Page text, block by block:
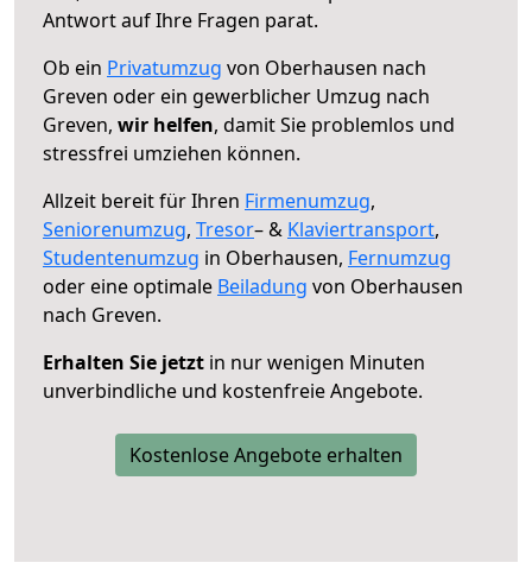
Antwort auf Ihre Fragen parat.
Ob ein Privatumzug von Oberhausen nach
Greven oder ein gewerblicher Umzug nach
Greven, wir helfen, damit Sie problemlos und
stressfrei umziehen können.
Allzeit bereit für Ihren Firmenumzug,
Seniorenumzug, Tresor– & Klaviertransport,
Studentenumzug in Oberhausen, Fernumzug
oder eine optimale Beiladung von Oberhausen
nach Greven.
Erhalten Sie jetzt in nur wenigen Minuten
unverbindliche und kostenfreie Angebote.
Kostenlose Angebote erhalten